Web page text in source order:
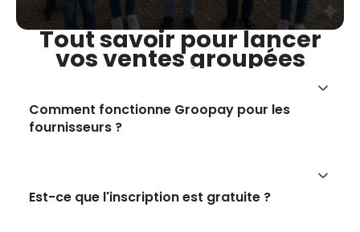
Tout savoir pour lancer
vos ventes groupées
Comment fonctionne Groopay pour les
fournisseurs ?
Est-ce que l'inscription est gratuite ?